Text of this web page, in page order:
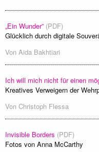
„Ein Wunder” (PDF)
Glücklich durch digitale
Von Aida Bakhtiari
Ich will mich nicht für einen
Kreatives Verweigern der
Von Christoph Flessa
Invisible Borders (PDF)
Fotos von Anna McCarthy